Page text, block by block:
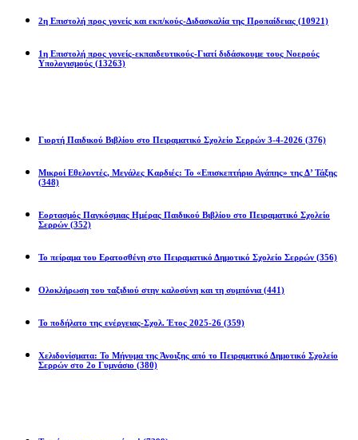
2η Eπιστολή προς γονείς και εκπ/κούς-Διδασκαλία της Προπαίδειας (10921)
1η Επιστολή προς γονείς-εκπαιδευτικούς-Γιατί διδάσκουμε τους Νοερούς
Υπολογισμούς (13263)
Γιορτή Παιδικού Βιβλίου στο Πειραματικό Σχολείο Σερρών 3-4-2026 (376)
Μικροί Εθελοντές, Μεγάλες Καρδιές: Το «Επισκεπτήριο Αγάπης» της Δ’ Τάξης
(348)
Εορτασμός Παγκόσμιας Ημέρας Παιδικού Βιβλίου στο Πειραματικό Σχολείο
Σερρών (352)
Το πείραμα του Ερατοσθένη στο Πειραματικό Δημοτικό Σχολείο Σερρών (356)
Ολοκλήρωση του ταξιδιού στην καλοσύνη και τη συμπόνια (441)
Το ποδήλατο της ενέργειας-Σχολ. Έτος 2025-26 (359)
Χελιδονίσματα: Το Μήνυμα της Άνοιξης από το Πειραματικό Δημοτικό Σχολείο
Σερρών στο 2ο Γυμνάσιο (380)